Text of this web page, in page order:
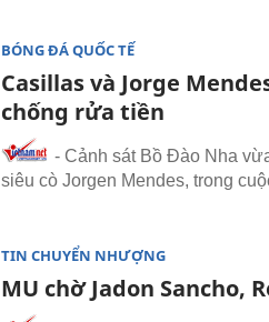
BÓNG ĐÁ QUỐC TẾ
Casillas và Jorge
chống rửa tiền
- Cảnh sát Bồ Đào Nha
siêu cò Jorgen Mendes, trong
TIN CHUYỂN NHƯỢNG
MU chờ Jadon Sancho,